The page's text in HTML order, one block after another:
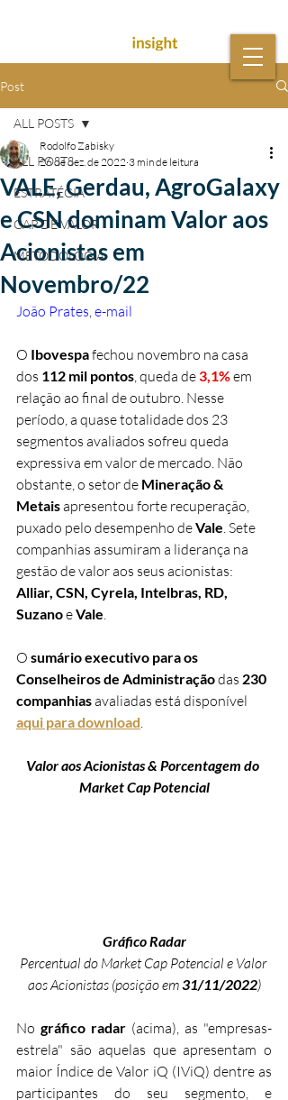
Post
ALL POSTS
ESTRATÉGIA
GAP DE VALOR
METODOLOGIA
ALL POSTS
VALE, Gerdau, AgroGalaxy
e CSN dominam Valor aos
Acionistas em
Novembro/22
Rodolfo Zabisky
26 de dez. de 2022 3 min de leitura
João Prates, e-mail
O Ibovespa fechou novembro na casa
dos 112 mil pontos, queda de 3,1% em
relação ao final de outubro. Nesse
período, a quase totalidade dos 23
segmentos avaliados sofreu queda
expressiva em valor de mercado. Não
obstante, o setor de Mineração &
Metais apresentou forte recuperação,
puxado pelo desempenho de Vale. Sete
companhias assumiram a liderança na
gestão de valor aos seus acionistas:
Alliar, CSN, Cyrela, Intelbras, RD,
Suzano e Vale.
O sumário executivo para os
Conselheiros de Administração das 230
companhias avaliadas está disponível
aqui para download.
Valor aos Acionistas & Porcentagem do
Market Cap Potencial
Gráfico Radar
Percentual do Market Cap Potencial e Valor
aos Acionistas (posição em 31/11/2022)
No gráfico radar (acima), as "empresas-
estrela" são aquelas que apresentam o
maior Índice de Valor iQ (IViQ) dentre as
participantes do seu segmento, e